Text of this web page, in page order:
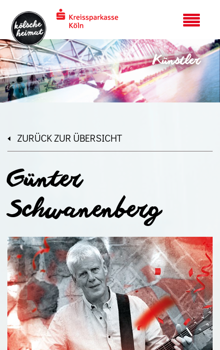
Künstler
ZURÜCK ZUR ÜBERSICHT
Günter
Schwanenberg